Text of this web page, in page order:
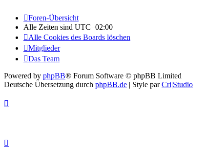
Foren-Übersicht
Alle Zeiten sind UTC+02:00
Alle Cookies des Boards löschen
Mitglieder
Das Team
Powered by phpBB® Forum Software © phpBB Limited
Deutsche Übersetzung durch phpBB.de | Style parCri|Studio